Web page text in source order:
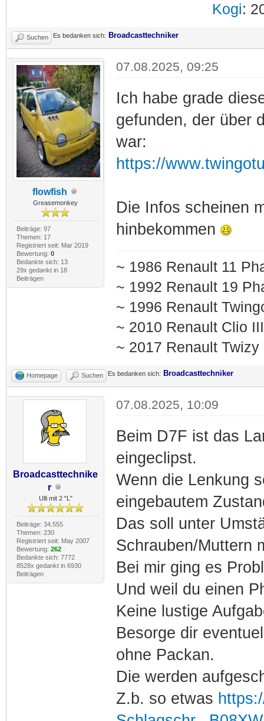
Kogi:
Suchen Es bedanken sich: Broadcasttechniker
flowfish
Greasemonkey
Beiträge: 97
Themen: 17
Registriert seit: Mar 2019
Bewertung: 0
Bedankte sich: 13
29x gedankt in 18
Beiträgen
07.08.2025, 09:25
Ich habe grade
gefunden, der über
war:
https://
Die Infos scheinen
hinbekommen
~ 1986 Renault 11
~ 1992 Renault 19
~ 1996 Renault
~ 2010 Renault Clio
~ 2017 Renault
Homepage Suchen Es bedanken sich: Broadcasttechniker
Broadcasttechnike
r
Ulli mit 2 "L"
Beiträge: 34.555
Themen: 230
Registriert seit: May 2007
Bewertung: 262
Bedankte sich: 7772
8528x gedankt in 6930
Beiträgen
07.08.2025, 10:09
Beim D7F ist das
eingeclipst.
Wenn die Lenkung
eingebautem
Das soll unter
Schrauben/Muttern
Bei mir ging es
Und weil du einen
Keine lustige
Besorge dir
ohne Packan.
Die werden
Z.b. so etwas